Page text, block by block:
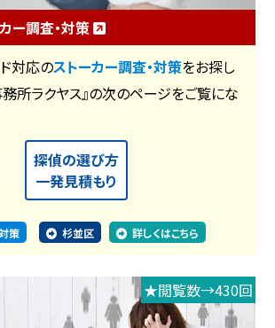
ー調査・対策
対応のストーカー調査・対策をお探し
務所ラクヤス』の次のページをご覧にな
探偵の選び方
一発見積もり
策 杉並区 詳しくはこちら
★閲覧数→430回